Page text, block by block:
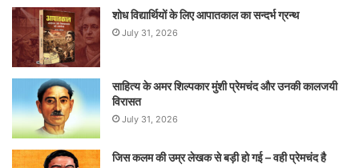
शोध विद्यार्थियों के लिए आपातकाल का सन्दर्भ ग्रन्थ
July 31, 2026
साहित्य के अमर शिल्पकार मुंशी प्रेमचंद और उनकी कालजयी
विरासत
July 31, 2026
जिस कलम की उम्र लेखक से बड़ी हो गई – वही प्रेमचंद है